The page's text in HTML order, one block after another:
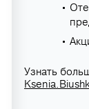
Узнать